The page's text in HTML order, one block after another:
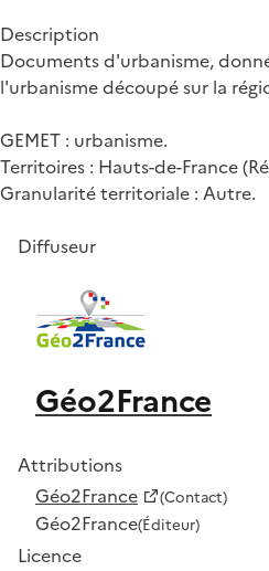
Description
Documents d'urbanisme,
l'urbanisme découpé sur la
GEMET : urbanisme.
Territoires : Hauts-de-France
Granularité territoriale : Autre.
Diffuseur
Géo2France
Attributions
Géo2France
(Contact)
Géo2France(Éditeur)
Licence